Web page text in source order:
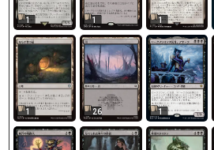
1 1 1
1 26 1